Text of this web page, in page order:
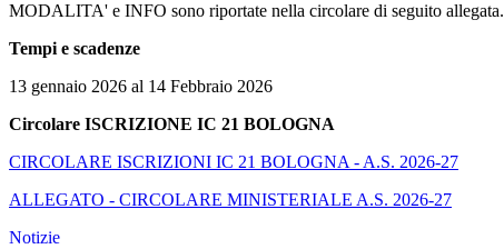
MODALITA' e INFO sono riportate nella circolare di seguito allegata.
Tempi e scadenze
13 gennaio 2026 al 14 Febbraio 2026
Circolare ISCRIZIONE IC 21 BOLOGNA
CIRCOLARE ISCRIZIONI IC 21 BOLOGNA - A.S. 2026-27
ALLEGATO - CIRCOLARE MINISTERIALE A.S. 2026-27
Notizie